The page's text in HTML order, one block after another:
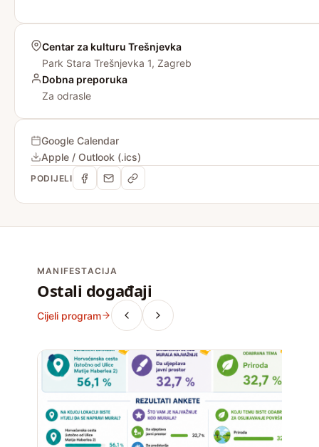
Centar za kulturu Trešnjevka
Park Stara Trešnjevka 1, Zagreb
Dobna preporuka
Za odrasle
Google Calendar
Apple / Outlook (.ics)
PODIJELI
MANIFESTACIJA
Ostali događaji
Cijeli program